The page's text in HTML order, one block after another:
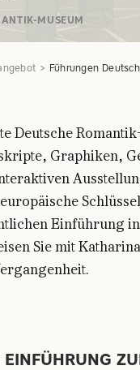
MUSEUM
Führungen
Deutsche
Graphiken,
Einführung
Sie mit
EINFÜHRUNG